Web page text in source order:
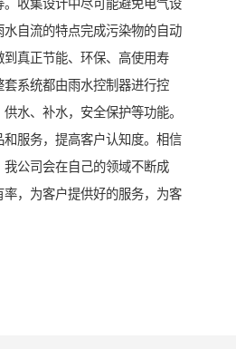
收集设计中尽可能避免电气设
自流的特点完成污染物的自动
真正节能、环保、高使用寿
系统都由雨水控制器进行控
水、补水，安全保护等功能。
服务，提高客户认知度。相信
公司会在自己的领域不断成
，为客户提供好的服务，为客